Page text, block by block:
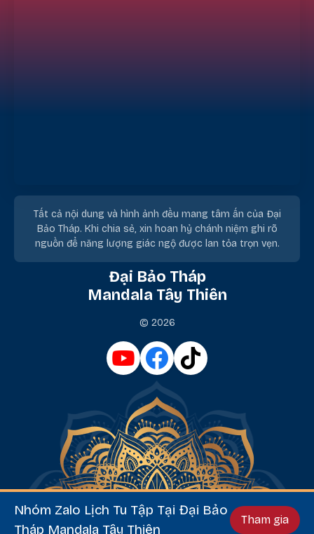
Tất cả nội dung và hình ảnh đều mang tâm ấn của Đại
Bảo Tháp. Khi chia sẻ, xin hoan hỷ chánh niệm ghi rõ
nguồn để năng lượng giác ngộ được lan tỏa trọn vẹn.
Đại Bảo Tháp
Mandala Tây Thiên
© 2026
Nhóm Zalo Lịch Tu Tập Tại Đại Bảo
Tháp Mandala Tây Thiên
Tham gia